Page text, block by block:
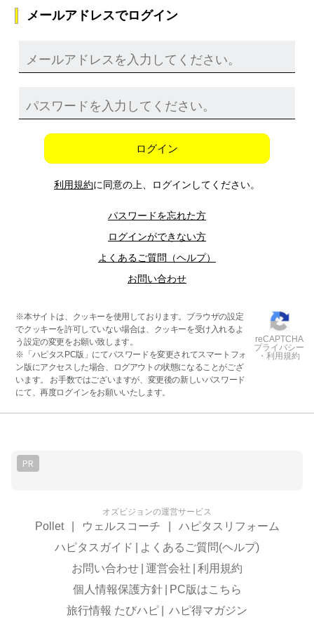
メールアドレスでログイン
ログイン
利用規約に同意の上、ログインしてください。
パスワードを忘れた方
ログインができない方
よくあるご質問（ヘルプ）
お問い合わせ
※本サイトは、クッキーを使用しております。ブラウザの設定
でクッキーを許可していない場合は、クッキーを受け入れるよ
う設定の変更をお願い致します。
※「ハピタスPC版」にてパスワードを変更されてスマートフォ
ン版にアクセスした場合、ログアウトの状態になることがござ
います。 お手数ではございますが、変更後の新しいパスワード
にて、再度ログインをお願いいたします。
reCAPTCHA
プライバシー
・利用規約
PR
オズビジョンの運営サービス
Pollet ウェルスコーチ
ハピタスリフォーム
ハピタスガイド
よくあるご質問(ヘルプ)
お問い合わせ 運営会社
利用規約
個人情報保護方針
PC版はこちら
旅行情報 たびハピ
ハピ得マガジン